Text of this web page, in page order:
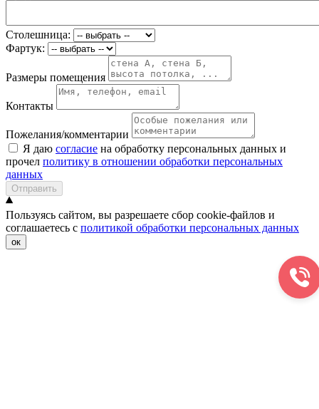
Столешница:
Фартук:
Размеры помещения
Контакты
Пожелания/комментарии
Я даю согласие на обработку персональных данных и
прочел политику в отношении обработки персональных
данных
Отправить
Пользуясь сайтом, вы разрешаете сбор cookie-файлов и
соглашаетесь с политикой обработки персональных данных
ок